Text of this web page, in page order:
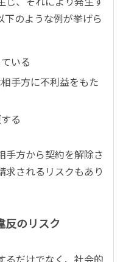
下のような例が挙げら
いる
手方に不利益をもた
る
手方から契約を解除さ
求されるリスクもあり
反のリスク